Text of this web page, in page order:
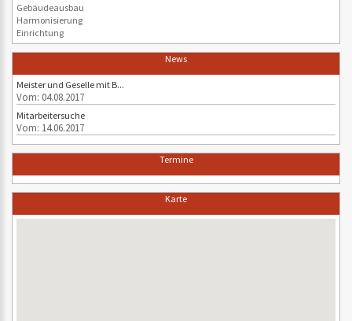
Gebäudeausbau
Harmonisierung
Einrichtung
News
Meister und Geselle mit B...
Vom: 04.08.2017
Mitarbeitersuche
Vom: 14.06.2017
Termine
Karte